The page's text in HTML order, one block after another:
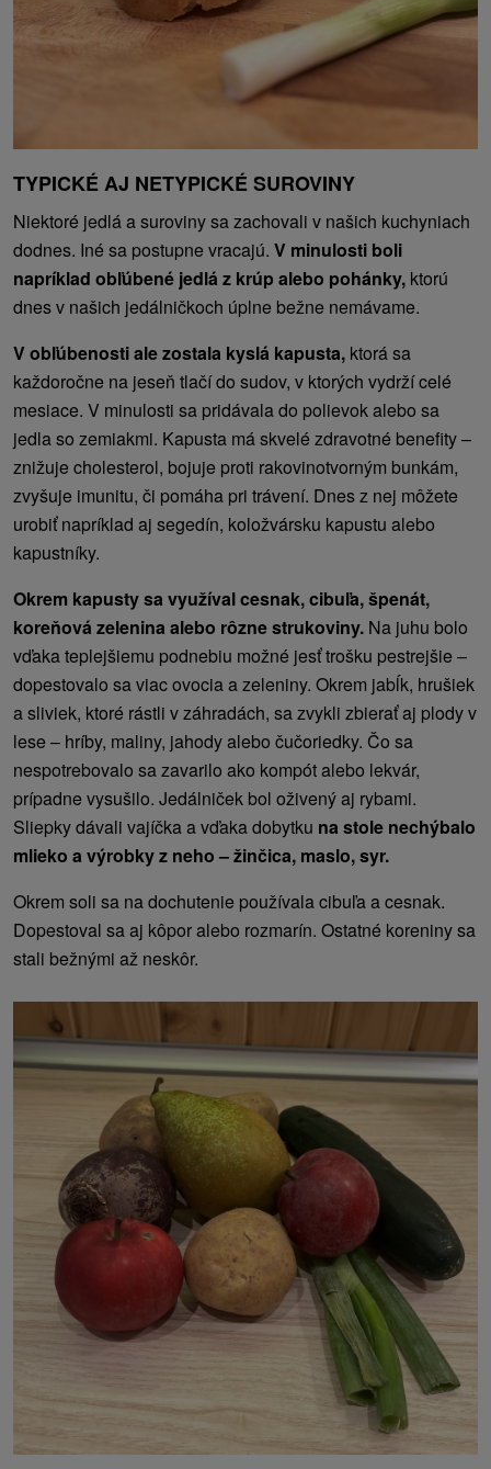
TYPICKÉ AJ NETYPICKÉ SUROVINY
Niektoré jedlá a suroviny sa zachovali v našich kuchyniach
dodnes. Iné sa postupne vracajú. V minulosti boli
napríklad obľúbené jedlá z krúp alebo pohánky, ktorú
dnes v našich jedálničkoch úplne bežne nemávame.
V obľúbenosti ale zostala kyslá kapusta, ktorá sa
každoročne na jeseň tlačí do sudov, v ktorých vydrží celé
mesiace. V minulosti sa pridávala do polievok alebo sa
jedla so zemiakmi. Kapusta má skvelé zdravotné benefity –
znižuje cholesterol, bojuje proti rakovinotvorným bunkám,
zvyšuje imunitu, či pomáha pri trávení. Dnes z nej môžete
urobiť napríklad aj segedín, koložvársku kapustu alebo
kapustníky.
Okrem kapusty sa využíval cesnak, cibuľa, špenát,
koreňová zelenina alebo rôzne strukoviny. Na juhu bolo
vďaka teplejšiemu podnebiu možné jesť trošku pestrejšie –
dopestovalo sa viac ovocia a zeleniny. Okrem jabĺk, hrušiek
a sliviek, ktoré rástli v záhradách, sa zvykli zbierať aj plody v
lese – hríby, maliny, jahody alebo čučoriedky. Čo sa
nespotrebovalo sa zavarilo ako kompót alebo lekvár,
prípadne vysušilo. Jedálniček bol oživený aj rybami.
Sliepky dávali vajíčka a vďaka dobytku na stole nechýbalo
mlieko a výrobky z neho – žinčica, maslo, syr.
Okrem soli sa na dochutenie používala cibuľa a cesnak.
Dopestoval sa aj kôpor alebo rozmarín. Ostatné koreniny sa
stali bežnými až neskôr.